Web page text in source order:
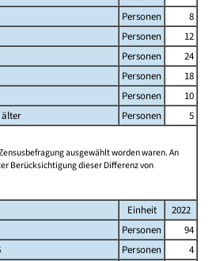
Personen
8
Personen
12
Personen
24
Personen
18
Personen
10
älter
Personen
5
ausgewählt worden waren. An
Berücksichtigung dieser Differenz von
Einheit
2022
Personen
94
Personen
4